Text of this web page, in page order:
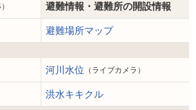
避難情報・避難所の開設情報
避難場所マップ
河川水位 （ライブカメラ）
洪水キキクル